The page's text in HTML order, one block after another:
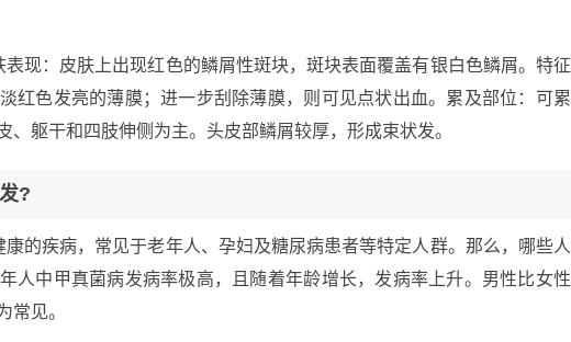
现：皮肤上出现红色的鳞屑性斑块，斑块表面覆盖有银白色鳞屑。特征
红色发亮的薄膜；进一步刮除薄膜，则可见点状出血。累及部位：可累
、躯干和四肢伸侧为主。头皮部鳞屑较厚，形成束状发。
?
的疾病，常见于老年人、孕妇及糖尿病患者等特定人群。那么，哪些人
人中甲真菌病发病率极高，且随着年龄增长，发病率上升。男性比女性
常见。